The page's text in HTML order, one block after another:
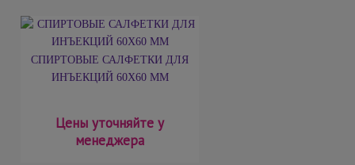
СПИРТОВЫЕ САЛФЕТКИ ДЛЯ
ИНЪЕКЦИЙ 60Х60 ММ
Цены уточняйте у
менеджера